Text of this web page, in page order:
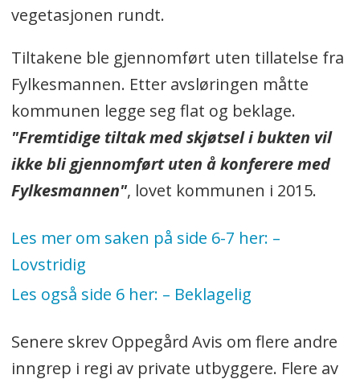
vegetasjonen rundt.
Tiltakene ble gjennomført uten tillatelse fra
Fylkesmannen. Etter avsløringen måtte
kommunen legge seg flat og beklage.
"Fremtidige tiltak med skjøtsel i bukten vil
ikke bli gjennomført uten å konferere med
Fylkesmannen", lovet kommunen i 2015.
Les mer om saken på side 6-7 her: –
Lovstridig
Les også side 6 her: – Beklagelig
Senere skrev Oppegård Avis om flere andre
inngrep i regi av private utbyggere. Flere av